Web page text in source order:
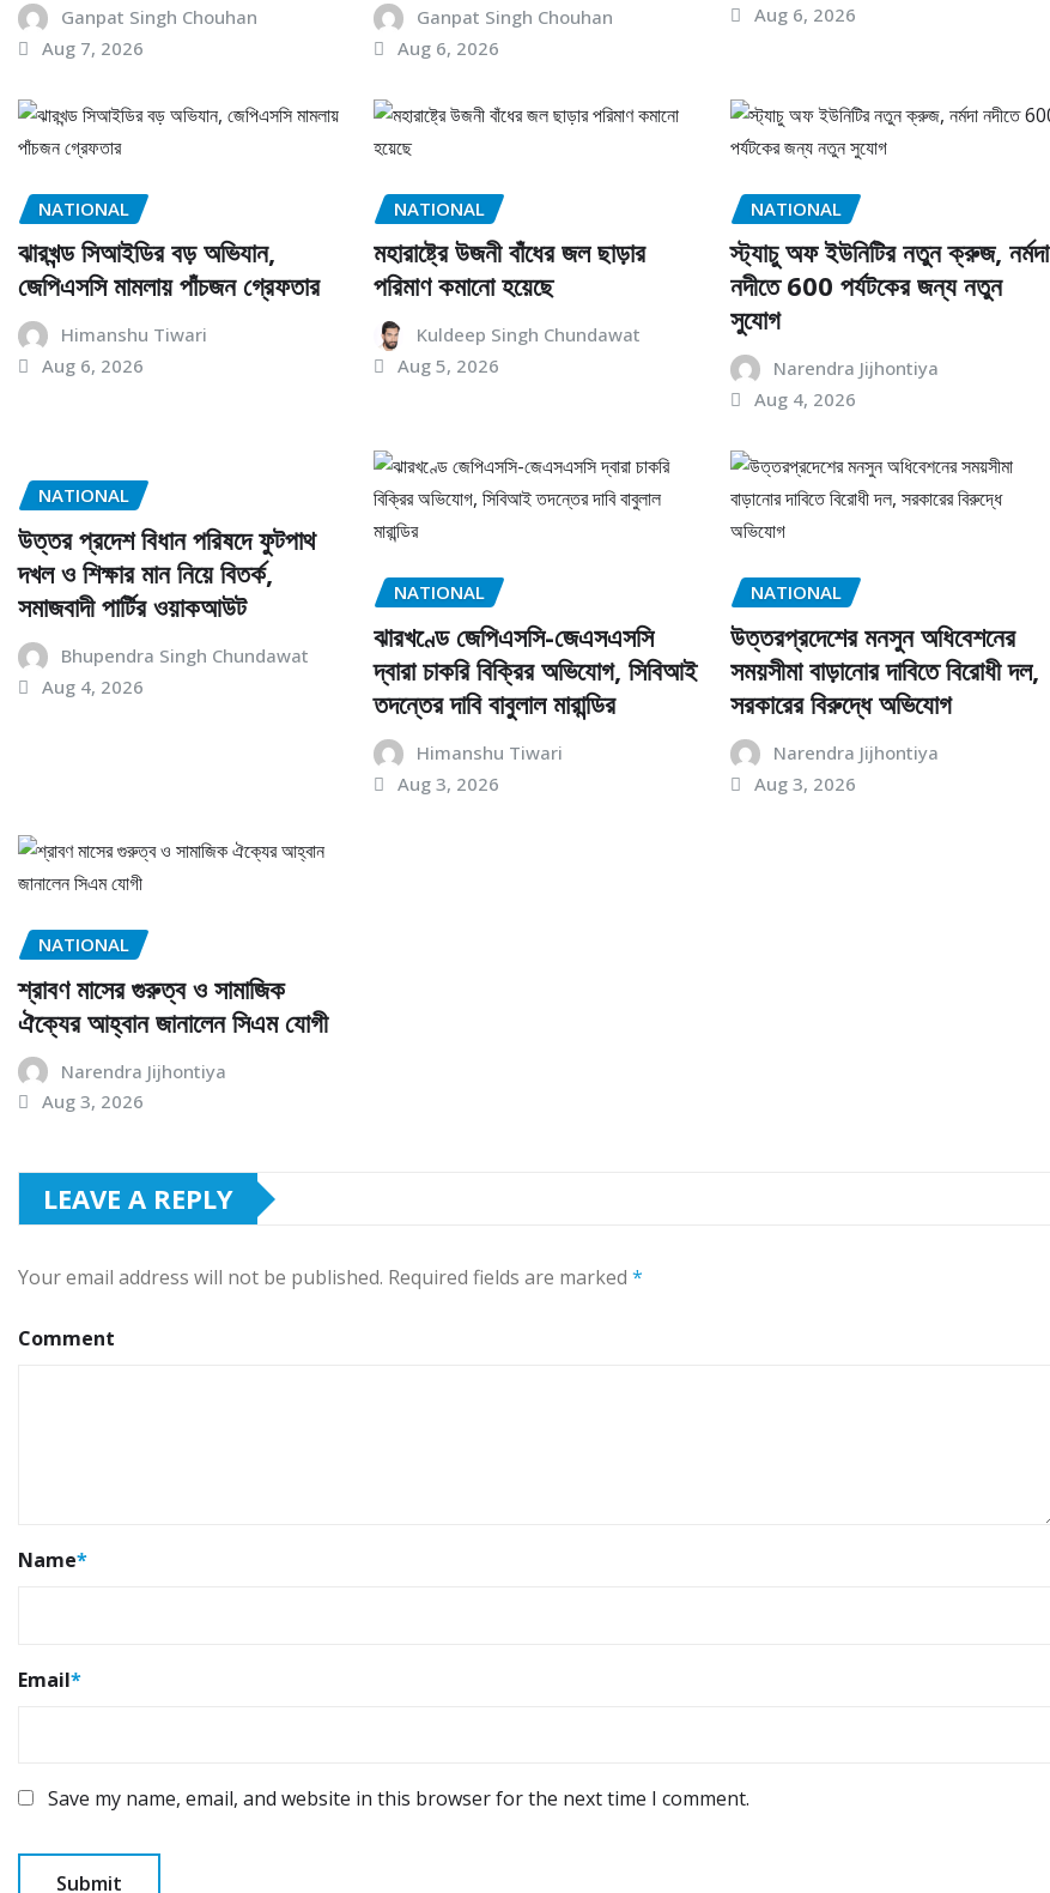
Ganpat Singh Chouhan
Aug 7, 2026
Ganpat Singh Chouhan
Aug 6, 2026
Aug 6, 2026
NATIONAL
ঝারখন্ড সিআইডির বড় অভিযান,
জেপিএসসি মামলায় পাঁচজন গ্রেফতার
Himanshu Tiwari
Aug 6, 2026
NATIONAL
মহারাষ্ট্রে উজনী বাঁধের জল ছাড়ার
পরিমাণ কমানো হয়েছে
Kuldeep Singh Chundawat
Aug 5, 2026
NATIONAL
স্ট্যাচু অফ ইউনিটির নতুন ক্রুজ, নর্মদা
নদীতে 600 পর্যটকের জন্য নতুন
সুযোগ
Narendra Jijhontiya
Aug 4, 2026
NATIONAL
উত্তর প্রদেশ বিধান পরিষদে ফুটপাথ
দখল ও শিক্ষার মান নিয়ে বিতর্ক,
সমাজবাদী পার্টির ওয়াকআউট
Bhupendra Singh Chundawat
Aug 4, 2026
NATIONAL
ঝারখণ্ডে জেপিএসসি-জেএসএসসি
দ্বারা চাকরি বিক্রির অভিযোগ, সিবিআই
তদন্তের দাবি বাবুলাল মারান্ডির
Himanshu Tiwari
Aug 3, 2026
NATIONAL
উত্তরপ্রদেশের মনসুন অধিবেশনের
সময়সীমা বাড়ানোর দাবিতে বিরোধী দল,
সরকারের বিরুদ্ধে অভিযোগ
Narendra Jijhontiya
Aug 3, 2026
NATIONAL
শ্রাবণ মাসের গুরুত্ব ও সামাজিক
ঐক্যের আহ্বান জানালেন সিএম যোগী
Narendra Jijhontiya
Aug 3, 2026
LEAVE A REPLY
Your email address will not be published. Required fields are marked *
Comment
Name*
Email*
Save my name, email, and website in this browser for the next time I comment.